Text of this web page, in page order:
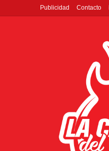
Publicidad Contacto